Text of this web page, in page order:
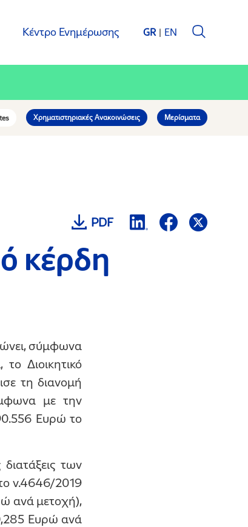
Κέντρο Ενημέρωσης GR EN
Χρηματιστηριακές Ανακοινώσεις Μερίσματα
PDF
κέρδη
σύμφωνα
Διοικητικό
τη διανομή
με την
Ευρώ το
των
ν.4646/2019
ανά μετοχή),
Ευρώ ανά